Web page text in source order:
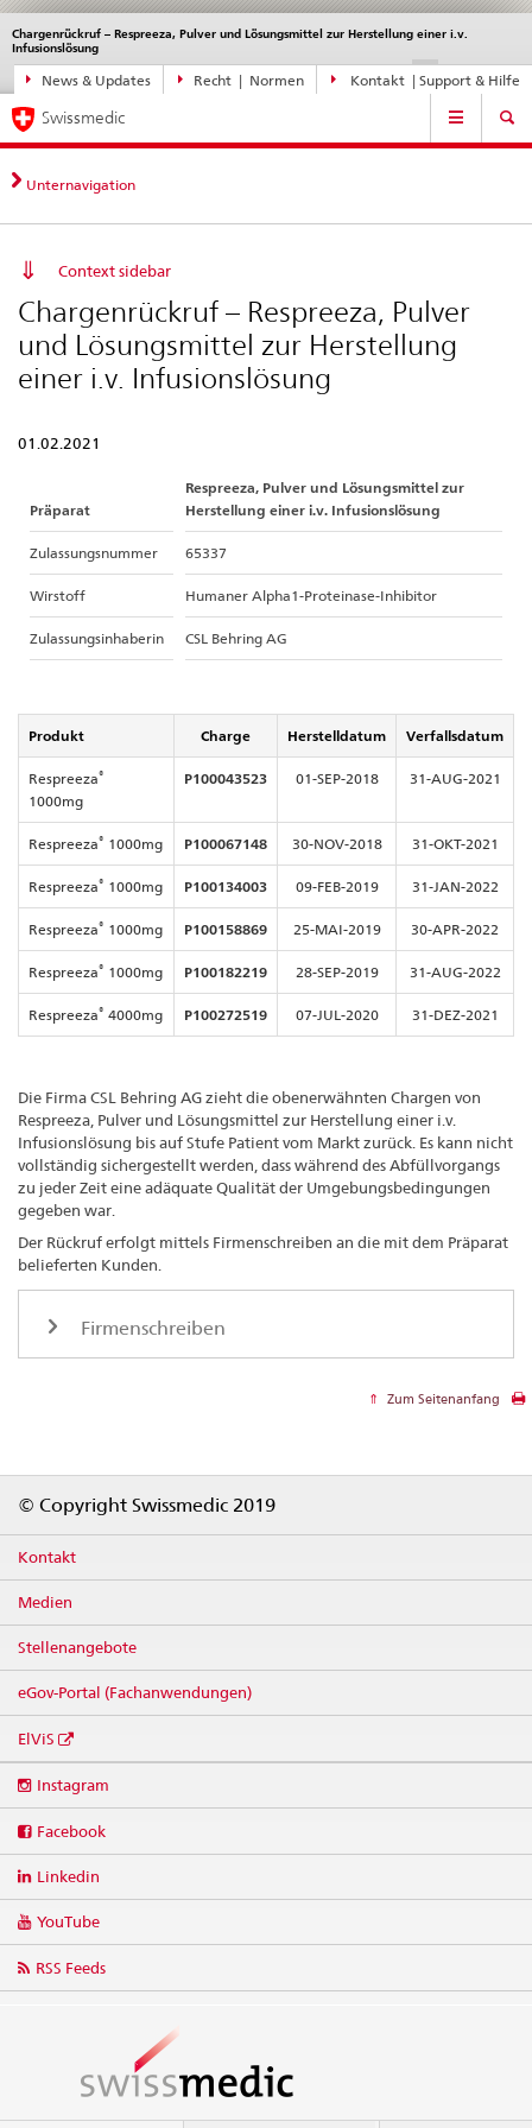
Direktnavigation
News,
Rechtsgrundlagen,
Kontakt
News & Updates Recht | Normen Kontakt | Support & Hilfe
Chargenrückruf – Respreeza, Pulver und Lösungsmittel zur Herstellung einer i.v.
Infusionslösung
Sprachwahl
DE IT EN
Service
navigation
Hauptnavigation
Swissmedic
Unternavigation
Context sidebar
Chargenrückruf – Respreeza, Pulver
und Lösungsmittel zur Herstellung
einer i.v. Infusionslösung
01.02.2021
Präparat
Respreeza, Pulver und Lösungsmittel zur
Herstellung einer i.v. Infusionslösung
Zulassungsnummer 65337
Wirstoff Humaner Alpha1-Proteinase-Inhibitor
Zulassungsinhaberin CSL Behring AG
Produkt Charge Herstelldatum Verfallsdatum
Respreeza®
1000mg
P100043523 01-SEP-2018 31-AUG-2021
Respreeza® 1000mg P100067148 30-NOV-2018 31-OKT-2021
Respreeza® 1000mg P100134003 09-FEB-2019 31-JAN-2022
Respreeza® 1000mg P100158869 25-MAI-2019 30-APR-2022
Respreeza® 1000mg P100182219 28-SEP-2019 31-AUG-2022
Respreeza® 4000mg P100272519 07-JUL-2020 31-DEZ-2021
Die Firma CSL Behring AG zieht die obenerwähnten Chargen von
Respreeza, Pulver und Lösungsmittel zur Herstellung einer i.v.
Infusionslösung bis auf Stufe Patient vom Markt zurück. Es kann nicht
vollständig sichergestellt werden, dass während des Abfüllvorgangs
zu jeder Zeit eine adäquate Qualität der Umgebungsbedingungen
gegeben war.
Der Rückruf erfolgt mittels Firmenschreiben an die mit dem Präparat
belieferten Kunden.
Firmenschreiben
Zum Seitenanfang
© Copyright Swissmedic 2019
Kontakt
Medien
Stellenangebote
eGov-Portal (Fachanwendungen)
ElViS
media
Instagram
Facebook
Linkedin
YouTube
RSS Feeds